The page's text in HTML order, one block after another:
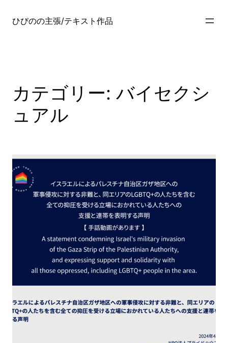
ひびのの主張/テキスト作品
カテゴリー: バイセクシ
ュアル